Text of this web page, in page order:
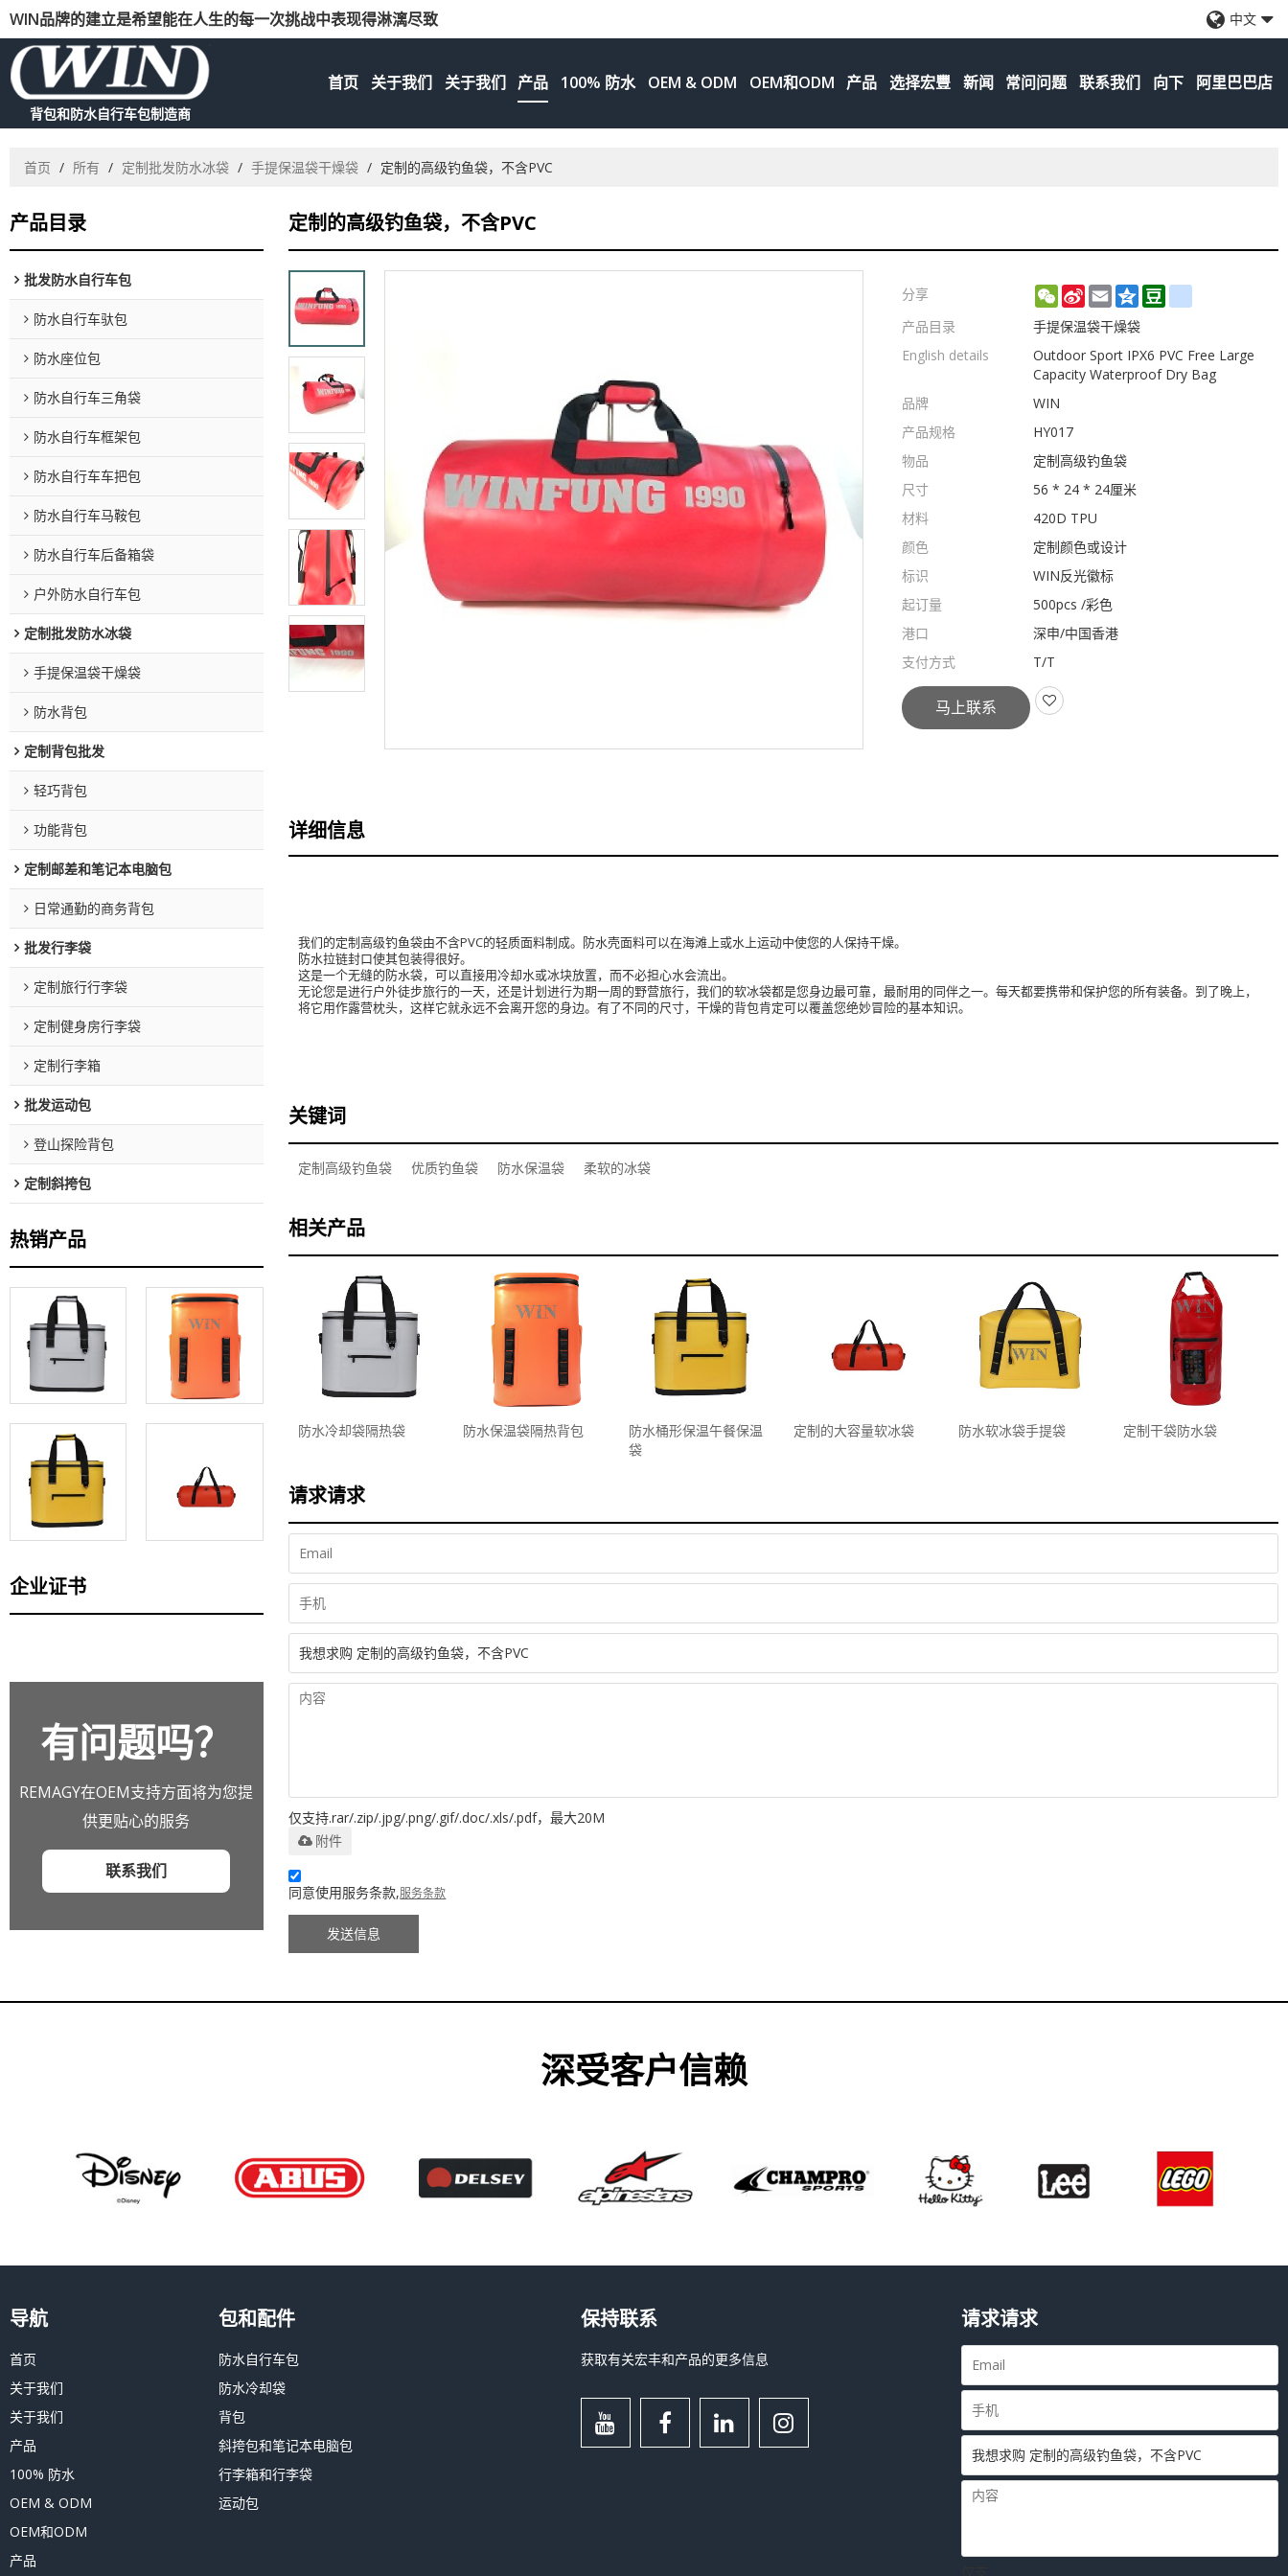
WIN品牌的建立是希望能在人生的每一次挑战中表现得淋漓尽致 中文
背包和防水自行车包制造商
首页 关于我们 关于我们 产品 100% 防水 OEM & ODM OEM和ODM 产品 选择宏豐 新闻 常问问题 联系我们 向下 阿里巴巴店
首页 / 所有 / 定制批发防水冰袋 / 手提保温袋干燥袋 / 定制的高级钓鱼袋，不含PVC
产品目录
批发防水自行车包
防水自行车驮包
防水座位包
防水自行车三角袋
防水自行车框架包
防水自行车车把包
防水自行车马鞍包
防水自行车后备箱袋
户外防水自行车包
定制批发防水冰袋
手提保温袋干燥袋
防水背包
定制背包批发
轻巧背包
功能背包
定制邮差和笔记本电脑包
日常通勤的商务背包
批发行李袋
定制旅行行李袋
定制健身房行李袋
定制行李箱
批发运动包
登山探险背包
定制斜挎包
热销产品
企业证书
有问题吗？
REMAGY在OEM支持方面将为您提
供更贴心的服务
联系我们
定制的高级钓鱼袋，不含PVC
分享 WeChat
Sina
Weibo
EmailQzoneDouban
产品目录
手提保温袋干燥袋
English details
Outdoor Sport IPX6 PVC Free Large
Capacity Waterproof Dry Bag
品牌
WIN
产品规格
HY017
物品
定制高级钓鱼袋
尺寸
56 * 24 * 24厘米
材料
420D TPU
颜色
定制颜色或设计
标识
WIN反光徽标
起订量
500pcs /彩色
港口
深申/中国香港
支付方式
T/T
马上联系
详细信息
我们的定制高级钓鱼袋由不含PVC的轻质面料制成。防水壳面料可以在海滩上或水上运动中使您的人保持干燥。
防水拉链封口使其包装得很好。
这是一个无缝的防水袋，可以直接用冷却水或冰块放置，而不必担心水会流出。
无论您是进行户外徒步旅行的一天，还是计划进行为期一周的野营旅行，我们的软冰袋都是您身边最可靠，最耐用的同伴之一。每天都要携带和保护您的所有装备。到了晚上，
将它用作露营枕头，这样它就永远不会离开您的身边。有了不同的尺寸，干燥的背包肯定可以覆盖您绝妙冒险的基本知识。
关键词
定制高级钓鱼袋 优质钓鱼袋 防水保温袋 柔软的冰袋
相关产品
防水冷却袋隔热袋 防水保温袋隔热背包
防水桶形保温午餐保温
袋
定制的大容量软冰袋 防水软冰袋手提袋 定制干袋防水袋
请求请求
仅支持.rar/.zip/.jpg/.png/.gif/.doc/.xls/.pdf，最大20M
附件
同意使用服务条款,服务条款
发送信息
深受客户信赖
导航
首页
关于我们
关于我们
产品
100% 防水
OEM & ODM
OEM和ODM
产品
包和配件
防水自行车包
防水冷却袋
背包
斜挎包和笔记本电脑包
行李箱和行李袋
运动包
保持联系
获取有关宏丰和产品的更多信息
请求请求